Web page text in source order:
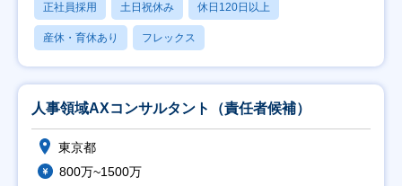
正社員採用 土日祝休み 休日120日以上
産休・育休あり フレックス
人事領域AXコンサルタント（責任者候補）
東京都
800万~1500万